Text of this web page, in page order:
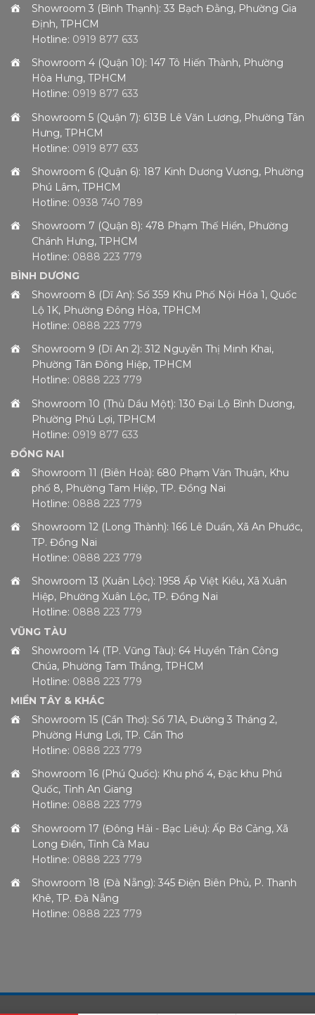
Showroom 3 (Bình Thạnh): 33 Bạch Đằng, Phường Gia
Định, TPHCM
Hotline: 0919 877 633
Showroom 4 (Quận 10): 147 Tô Hiến Thành, Phường
Hòa Hưng, TPHCM
Hotline: 0919 877 633
Showroom 5 (Quận 7): 613B Lê Văn Lương, Phường Tân
Hưng, TPHCM
Hotline: 0919 877 633
Showroom 6 (Quận 6): 187 Kinh Dương Vương, Phường
Phú Lâm, TPHCM
Hotline: 0938 740 789
Showroom 7 (Quận 8): 478 Phạm Thế Hiển, Phường
Chánh Hưng, TPHCM
Hotline: 0888 223 779
BÌNH DƯƠNG
Showroom 8 (Dĩ An): Số 359 Khu Phố Nội Hóa 1, Quốc
Lộ 1K, Phường Đông Hòa, TPHCM
Hotline: 0888 223 779
Showroom 9 (Dĩ An 2): 312 Nguyễn Thị Minh Khai,
Phường Tân Đông Hiệp, TPHCM
Hotline: 0888 223 779
Showroom 10 (Thủ Dầu Một): 130 Đại Lộ Bình Dương,
Phường Phú Lợi, TPHCM
Hotline: 0919 877 633
ĐỒNG NAI
Showroom 11 (Biên Hoà): 680 Phạm Văn Thuận, Khu
phố 8, Phường Tam Hiệp, TP. Đồng Nai
Hotline: 0888 223 779
Showroom 12 (Long Thành): 166 Lê Duẩn, Xã An Phước,
TP. Đồng Nai
Hotline: 0888 223 779
Showroom 13 (Xuân Lộc): 1958 Ấp Việt Kiều, Xã Xuân
Hiệp, Phường Xuân Lộc, TP. Đồng Nai
Hotline: 0888 223 779
VŨNG TÀU
Showroom 14 (TP. Vũng Tàu): 64 Huyền Trân Công
Chúa, Phường Tam Thắng, TPHCM
Hotline: 0888 223 779
MIỀN TÂY & KHÁC
Showroom 15 (Cần Thơ): Số 71A, Đường 3 Tháng 2,
Phường Hưng Lợi, TP. Cần Thơ
Hotline: 0888 223 779
Showroom 16 (Phú Quốc): Khu phố 4, Đặc khu Phú
Quốc, Tỉnh An Giang
Hotline: 0888 223 779
Showroom 17 (Đông Hải - Bạc Liêu): Ấp Bờ Cảng, Xã
Long Điền, Tỉnh Cà Mau
Hotline: 0888 223 779
Showroom 18 (Đà Nẵng): 345 Điện Biên Phủ, P. Thanh
Khê, TP. Đà Nẵng
Hotline: 0888 223 779